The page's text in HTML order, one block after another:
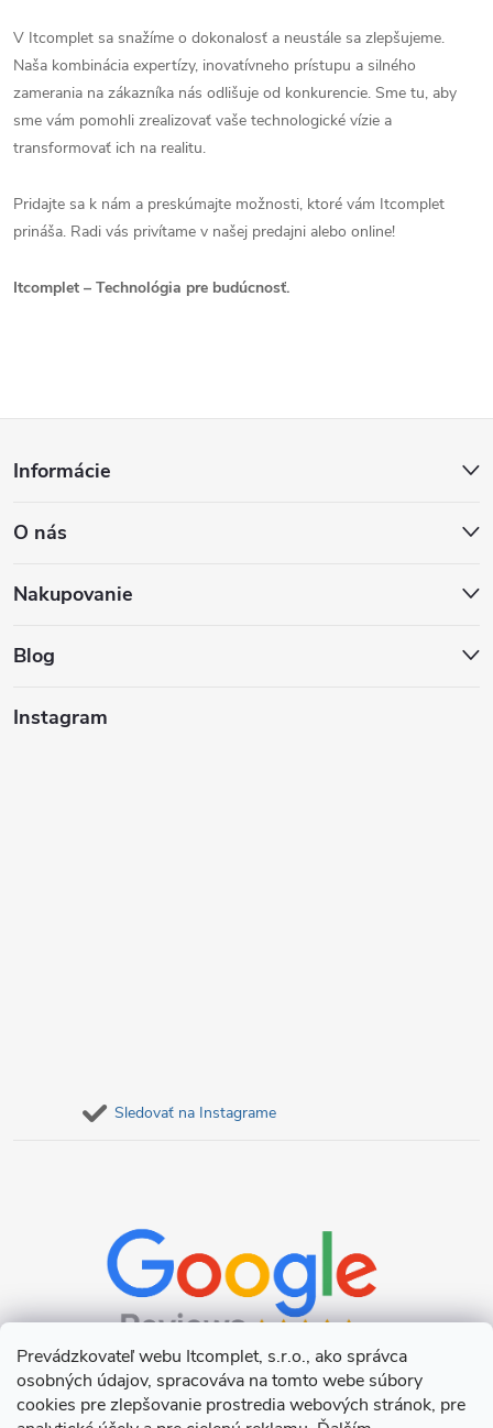
Prevádzkovateľ webu Itcomplet, s.r.o., ako správca
osobných údajov, spracováva na tomto webe súbory
cookies pre zlepšovanie prostredia webových stránok, pre
V Itcomplet sa snažíme o dokonalosť a neustále sa zlepšujeme.
Naša kombinácia expertízy, inovatívneho prístupu a silného
zamerania na zákazníka nás odlišuje od konkurencie. Sme tu, aby
sme vám pomohli zrealizovať vaše technologické vízie a
transformovať ich na realitu.
Pridajte sa k nám a preskúmajte možnosti, ktoré vám Itcomplet
prináša. Radi vás privítame v našej predajni alebo online!
Itcomplet – Technológia pre budúcnosť.
p
ä
Informácie
O nás
Nakupovanie
Blog
Instagram
Sledovať na Instagrame